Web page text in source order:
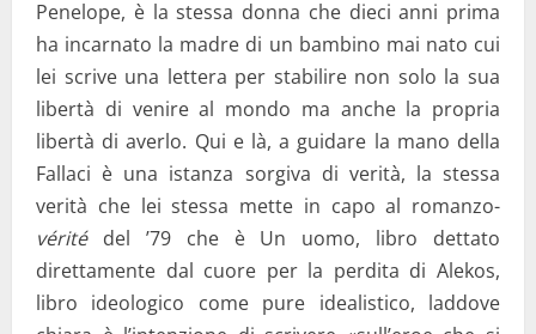
Penelope, è la stessa donna che dieci anni prima
ha incarnato la madre di un bambino mai nato cui
lei scrive una lettera per stabilire non solo la sua
libertà di venire al mondo ma anche la propria
libertà di averlo. Qui e là, a guidare la mano della
Fallaci è una istanza sorgiva di verità, la stessa
verità che lei stessa mette in capo al romanzo-
vérité del ’79 che è Un uomo, libro dettato
direttamente dal cuore per la perdita di Alekos,
libro ideologico come pure idealistico, laddove